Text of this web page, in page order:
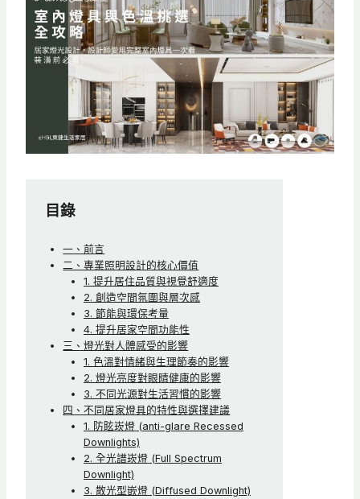
目錄
一、前言
二、專業照明設計的核心價值
1. 提升居住品質與視覺舒適度
2. 創造空間氛圍與層次感
3. 節能與環保考量
4. 提升居家空間功能性
三、燈光對人體感受的影響
1. 色溫對情緒與生理節奏的影響
2. 燈光亮度對眼睛健康的影響
3. 不同光源對生活習慣的影響
四、不同居家燈具的特性與選擇建議
1. 防眩崁燈 (anti-glare Recessed
Downlights)
2. 全光譜崁燈 (Full Spectrum
Downlight)
3. 散光型嵌燈 (Diffused Downlight)